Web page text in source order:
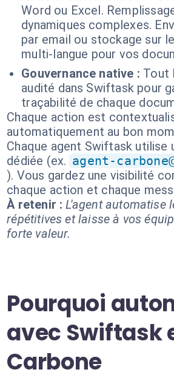
Word ou Excel.
dynamiques complexes.
par email ou stockage sur
multi-langue pour vos
Gouvernance native : Tout
audité dans Swiftask pour
traçabilité de chaque
Chaque action est
automatiquement au bon
Chaque agent Swiftask utilise
dédiée (ex. agent-
). Vous gardez une visibilité
chaque action et chaque
À retenir : L'agent automatise
répétitives et laisse à vos
forte valeur.
Pourquoi
avec Swiftask
Carbone